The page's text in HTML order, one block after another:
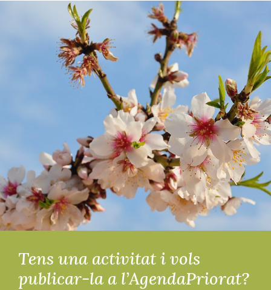
Tens una activitat i vols
publicar-la a l’AgendaPriorat?